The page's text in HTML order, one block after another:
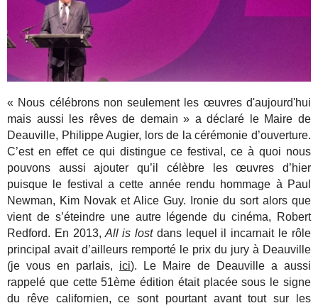
« Nous célébrons non seulement les œuvres d'aujourd'hui
mais aussi les rêves de demain » a déclaré le Maire de
Deauville, Philippe Augier, lors de la cérémonie d’ouverture.
C’est en effet ce qui distingue ce festival, ce à quoi nous
pouvons aussi ajouter qu’il célèbre les œuvres d’hier
puisque le festival a cette année rendu hommage à Paul
Newman, Kim Novak et Alice Guy. Ironie du sort alors que
vient de s’éteindre une autre légende du cinéma, Robert
Redford. En 2013, All is lost dans lequel il incarnait le rôle
principal avait d’ailleurs remporté le prix du jury à Deauville
(je vous en parlais, ici). Le Maire de Deauville a aussi
rappelé que cette 51ème édition était placée sous le signe
du rêve californien, ce sont pourtant avant tout sur les